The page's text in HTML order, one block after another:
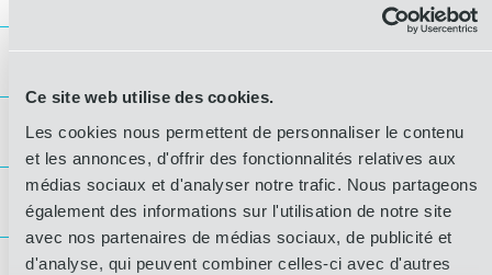
Ce site web utilise des cookies.
Les cookies nous permettent de personnaliser le contenu
et les annonces, d'offrir des fonctionnalités relatives aux
médias sociaux et d'analyser notre trafic. Nous partageons
également des informations sur l'utilisation de notre site
avec nos partenaires de médias sociaux, de publicité et
d'analyse, qui peuvent combiner celles-ci avec d'autres
Medical Device Import & Compliance
Medical Device Import &
Compliance
Supply Continuity & Risk Management
Critical Supply Continuity Framework
Serialization & Tracking